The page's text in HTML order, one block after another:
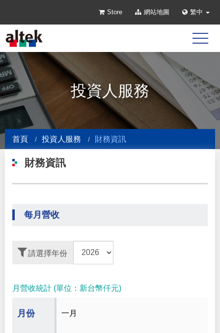
Store 網站地圖 繁中
投資人服務
首頁 投資人服務 財務資訊
財務資訊
每月營收
請選擇年份
月營收統計 (單位：新台幣仟元)
一月